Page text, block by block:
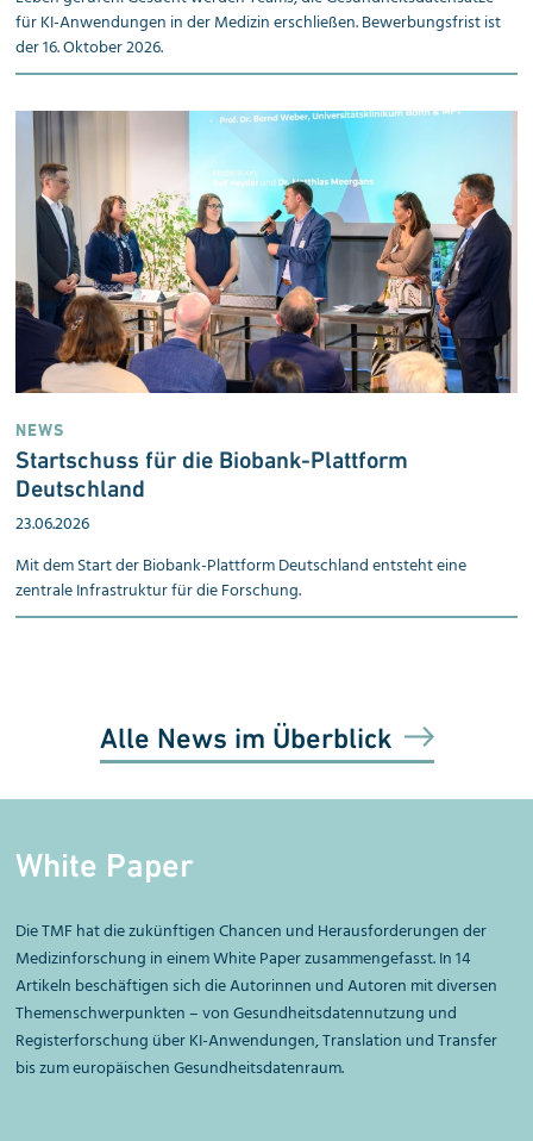
für KI-Anwendungen in der Medizin erschließen. Bewerbungsfrist ist
der 16. Oktober 2026.
NEWS
Startschuss für die Biobank-Plattform
Deutschland
23.06.2026
Mit dem Start der Biobank-Plattform Deutschland entsteht eine
zentrale Infrastruktur für die Forschung.
Alle News im Überblick
White Paper
Die TMF hat die zukünftigen Chancen und Herausforderungen der
Medizinforschung in einem White Paper zusammengefasst. In 14
Artikeln beschäftigen sich die Autorinnen und Autoren mit diversen
Themenschwerpunkten – von Gesundheitsdatennutzung und
Registerforschung über KI-Anwendungen, Translation und Transfer
bis zum europäischen Gesundheitsdatenraum.